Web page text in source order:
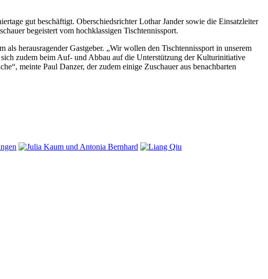
gut beschäftigt. Oberschiedsrichter Lothar Jander sowie die Einsatzleiter
begeistert vom hochklassigen Tischtennissport.
herausragender Gastgeber. „Wir wollen den Tischtennissport in unserem
zudem beim Auf- und Abbau auf die Unterstützung der Kulturinitiative
meinte Paul Danzer, der zudem einige Zuschauer aus benachbarten